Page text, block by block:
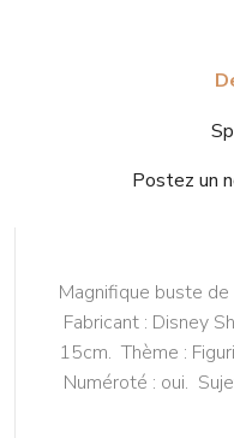
Postez un
Magnifique buste
Fabricant : Disney
15cm. Thème :
Numéroté : oui.